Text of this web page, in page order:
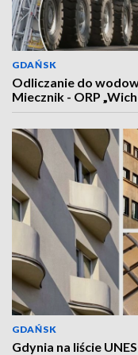
GDAŃSK
Odliczanie do
Miecznik - ORP
GDAŃSK
Gdynia na liście